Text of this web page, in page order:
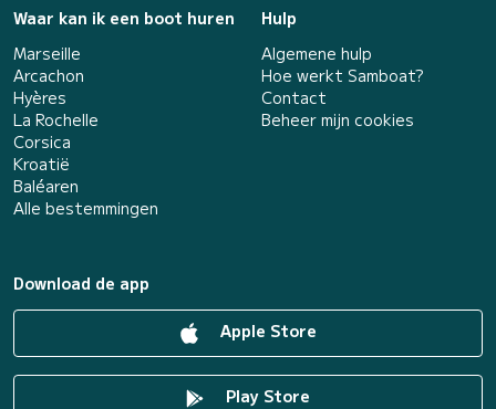
Waar kan ik een boot huren
Marseille
Arcachon
Hyères
La Rochelle
Corsica
Kroatië
Baléaren
Alle bestemmingen
Hulp
Algemene hulp
Hoe werkt Samboat?
Contact
Beheer mijn cookies
Download de app
Apple Store
Play Store